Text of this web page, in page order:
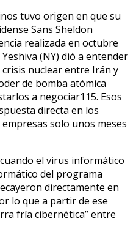
tuvo origen en que su
Sans Sheldon
realizada en octubre
(NY) dió a entender
nuclear entre Irán y
de bomba atómica
a negociar115. Esos
directa en los
solo unos meses
el virus informático
del programa
directamente en
lo que a partir de ese
fría cibernética” entre